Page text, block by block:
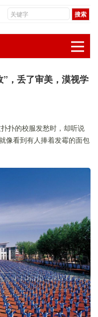
，丢了审美，漠视学
扑的校服发愁时，却听说
像看到有人捧着发霉的面包